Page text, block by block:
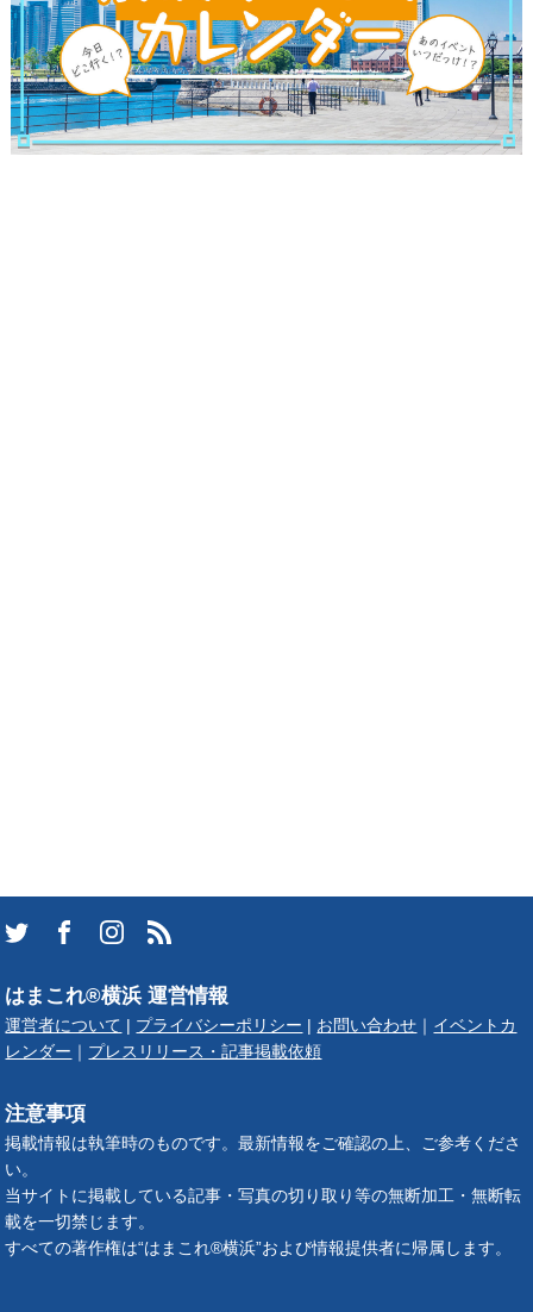
はまこれ®横浜 運営情報
運営者について プライバシーポリシー お問い合わせ
イベントカ
レンダー
プレスリリース・記事掲載依頼
注意事項
掲載情報は執筆時のものです。最新情報をご確認の上、ご参考くださ
い。
当サイトに掲載している記事・写真の切り取り等の無断加工・無断転
載を一切禁じます。
すべての著作権は“はまこれ®横浜”および情報提供者に帰属します。